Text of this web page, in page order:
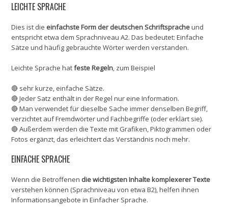
LEICHTE SPRACHE
Dies ist die einfachste Form der deutschen Schriftspracheund
entspricht etwa dem Sprachniveau A2. Das bedeutet: Einfache
Sätze und häufig gebrauchte Wörter werden verstanden.
Leichte Sprache hatfeste Regeln, zum Beispiel
🔴 sehr kurze, einfache Sätze.
🔴 Jeder Satz enthält in der Regel nur eine Information.
🔴 Man verwendet für dieselbe Sache immer denselben Begriff,
verzichtet auf Fremdwörter und Fachbegriffe (oder erklärt sie).
🔴 Außerdem werden die Texte mit Grafiken, Piktogrammen oder
Fotos ergänzt, das erleichtert das Verständnis noch mehr.
EINFACHE SPRACHE
Wenn die Betroffenen die wichtigsten Inhalte komplexerer Texte
verstehen können (Sprachniveau von etwa B2), helfen ihnen
Informationsangebote in Einfacher Sprache.